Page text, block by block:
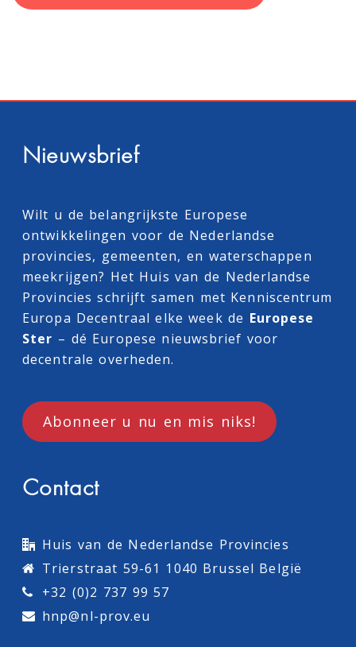
Nieuwsbrief
Wilt u de belangrijkste Europese
ontwikkelingen voor de Nederlandse
provincies, gemeenten, en waterschappen
meekrijgen? Het Huis van de Nederlandse
Provincies schrijft samen met Kenniscentrum
Europa Decentraal elke week de Europese
Ster – dé Europese nieuwsbrief voor
decentrale overheden.
Abonneer u nu en mis niks!
Contact
Huis van de Nederlandse Provincies
Trierstraat 59-61 1040 Brussel België
+32 (0)2 737 99 57
hnp@nl-prov.eu